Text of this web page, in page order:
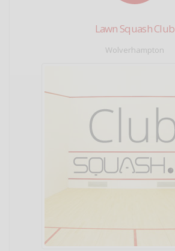
Lawn Squash Club
Wolverhampton